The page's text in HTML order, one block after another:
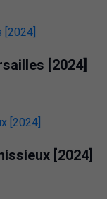
[2024]
[2024]